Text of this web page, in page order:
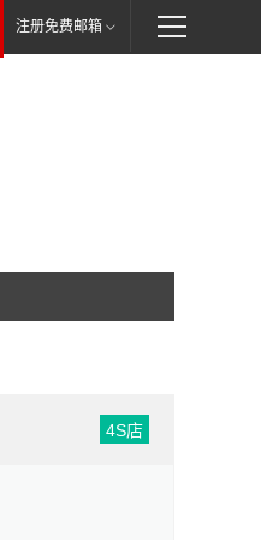
注册免费邮箱
4S店